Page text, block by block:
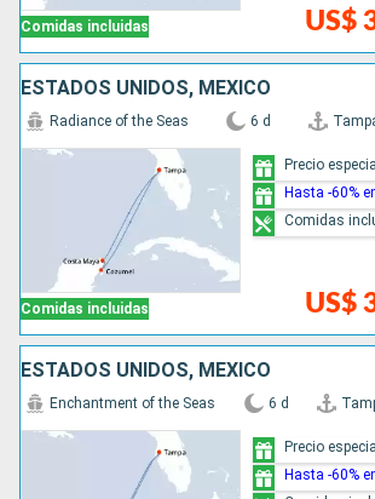
Comidas incluidas US$
ESTADOS UNIDOS, MÉXICO
Comidas incluidas
Radiance of the Seas 6 d
US$
Precio
Hasta -60%
Comidas
ESTADOS UNIDOS, MÉXICO
Enchantment of the Seas 6 d
Precio
Hasta -60%